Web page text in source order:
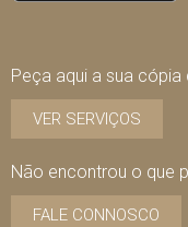
Peça aqui a sua
VER SERVIÇOS
Não encontrou o que
FALE CONNOSCO